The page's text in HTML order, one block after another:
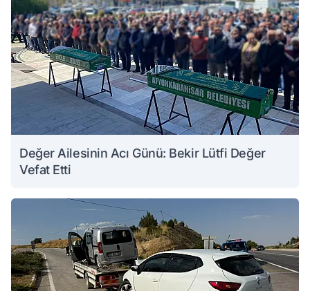
Değer Ailesinin Acı Günü: Bekir Lütfi Değer
Vefat Etti